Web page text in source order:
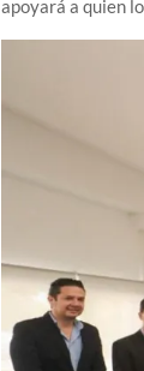
apoyará a quien